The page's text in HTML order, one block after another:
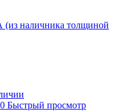
наличника толщиной
Быстрый просмотр